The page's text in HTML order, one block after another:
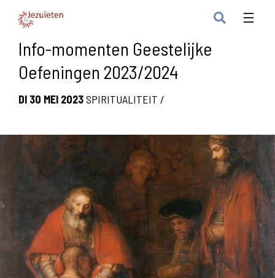
Info-momenten Geestelijke
Oefeningen 2023/2024
DI 30 MEI 2023SPIRITUALITEIT /